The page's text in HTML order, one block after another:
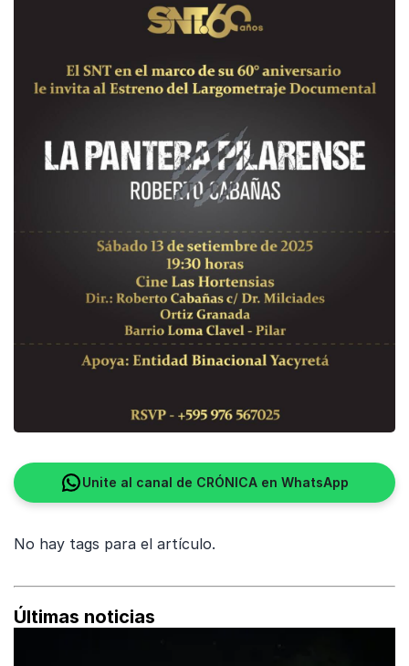
Unite al canal de CRÓNICA en WhatsApp
No hay tags para el artículo.
Últimas noticias